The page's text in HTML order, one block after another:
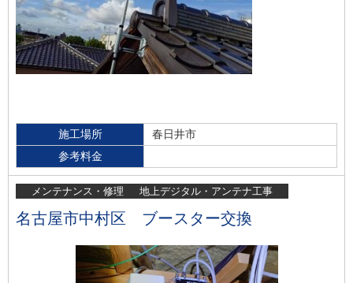
施工場所
春日井市
参考料金
メンテナンス・修理 地上デジタル・アンテナ工事
名古屋市中村区 ブースター交換